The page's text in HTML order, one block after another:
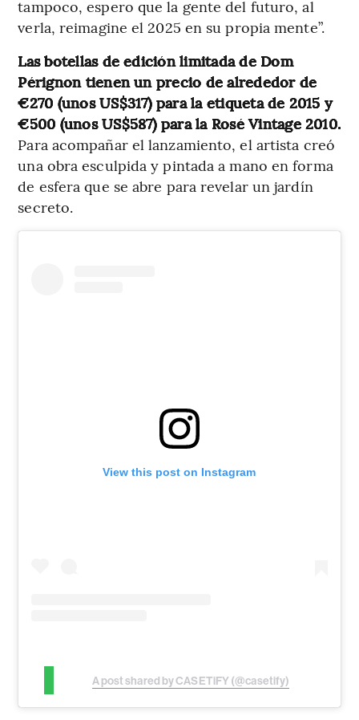
tampoco, espero que la gente del futuro, al
verla, reimagine el 2025 en su propia mente”.
Las botellas de edición limitada de Dom
Pérignon tienen un precio de alrededor de
€270 (unos US$317) para la etiqueta de 2015 y
€500 (unos US$587) para la Rosé Vintage 2010.
Para acompañar el lanzamiento, el artista creó
una obra esculpida y pintada a mano en forma
de esfera que se abre para revelar un jardín
secreto.
View this post on Instagram
A post shared by CASETiFY (@casetify)